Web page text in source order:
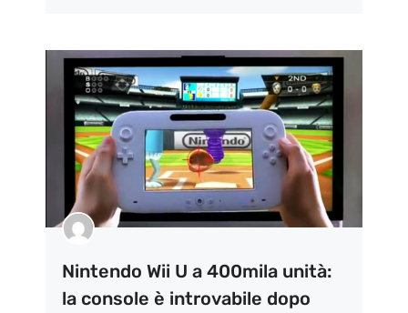
Nintendo Wii U a 400mila unità:
la console è introvabile dopo